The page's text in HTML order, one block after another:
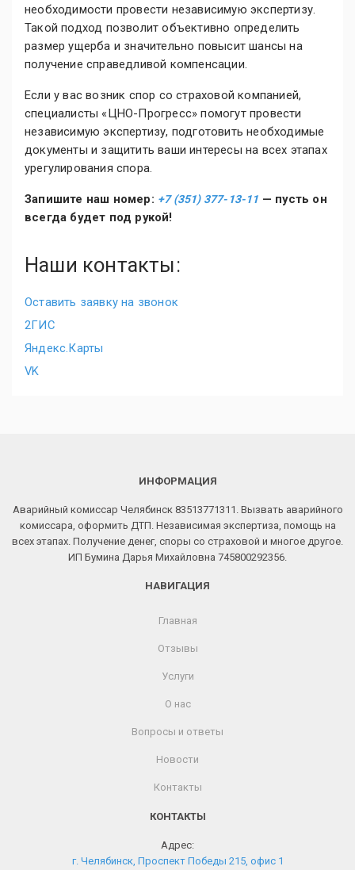
необходимости провести независимую экспертизу.
Такой подход позволит объективно определить
размер ущерба и значительно повысит шансы на
получение справедливой компенсации.
Если у вас возник спор со страховой компанией,
специалисты «ЦНО-Прогресс» помогут провести
независимую экспертизу, подготовить необходимые
документы и защитить ваши интересы на всех этапах
урегулирования спора.
Запишите наш номер: +7 (351) 377-13-11 — пусть он
всегда будет под рукой!
Наши контакты:
Оставить заявку на звонок
2ГИС
Яндекс.Карты
VK
ИНФОРМАЦИЯ
Аварийный комиссар Челябинск 83513771311. Вызвать аварийного
комиссара, оформить ДТП. Независимая экспертиза, помощь на
всех этапах. Получение денег, споры со страховой и многое другое.
ИП Бумина Дарья Михайловна 745800292356.
НАВИГАЦИЯ
Главная
Отзывы
Услуги
О нас
Вопросы и ответы
Новости
Контакты
КОНТАКТЫ
Адрес:
г. Челябинск, Проспект Победы 215, офис 1